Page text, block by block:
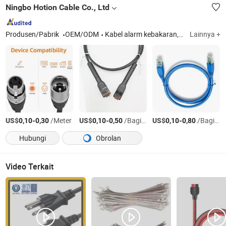
Ningbo Hotion Cable Co., Ltd
Produsen/Pabrik OEM/ODM Kabel alarm kebakaran, kabel solar, kabel alarm, kabel speaker, kabel patch jaringan Lainnya +
US$0,10-0,30/Meter US$0,10-0,50/Bagian US$0,10-0,80/Bagian
Hubungi
Obrolan
Video Terkait